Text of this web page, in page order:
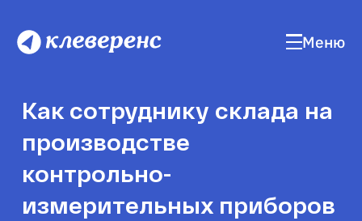
Меню
Как сотруднику склада на
производстве
контрольно-
измерительных приборов